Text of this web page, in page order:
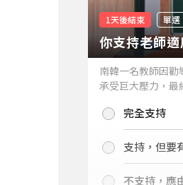
1天後結束 單選
你支持老師
南韓一名教師因勸
承受巨大壓力，最
你支持老師適度管
完全支持
支持，但要
不支持，應